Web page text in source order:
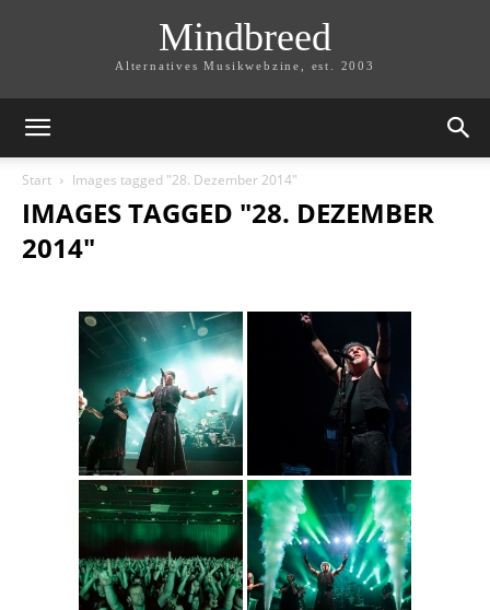
Mindbreed
Alternatives Musikwebzine, est. 2003
Start Images tagged "28. Dezember 2014"
IMAGES TAGGED "28. DEZEMBER
2014"